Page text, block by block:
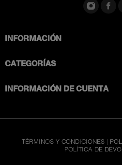
INFORMACIÓN
CATEGORÍAS
INFORMACIÓN DE CUENTA
TÉRMINOS Y CONDICIONES |
POLÍTICA DE